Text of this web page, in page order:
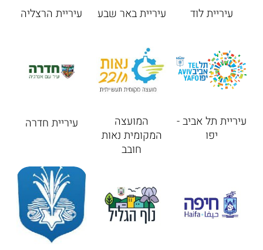
עיריית לוד עיריית באר שבע עיריית הרצליה
עיריית תל אביב -
יפו
המועצה
המקומית נאות
חובב
עיריית חדרה